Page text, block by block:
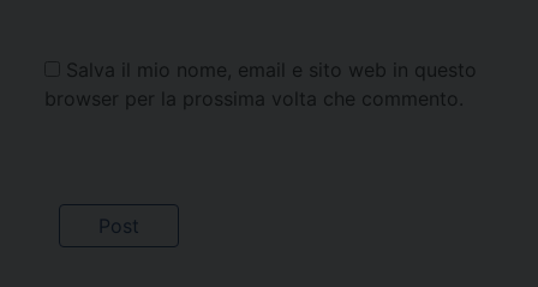
Salva il mio nome, email e sito web in questo
browser per la prossima volta che commento.